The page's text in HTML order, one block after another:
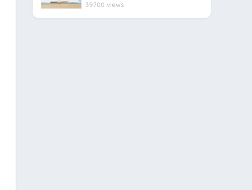
39700 views